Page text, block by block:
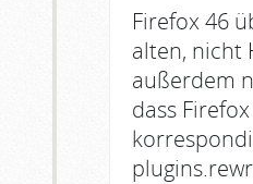
Firefox 46
alten, nicht
außerdem
dass